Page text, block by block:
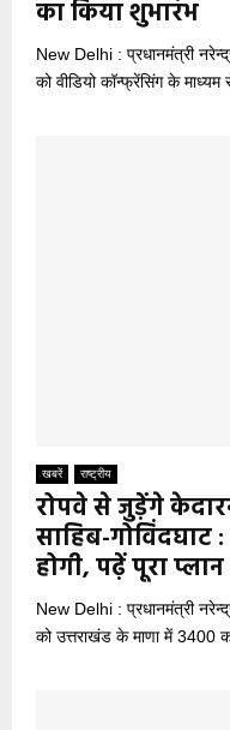
का किया शुभारंभ
New Delhi : प्रधानमंत्री
को वीडियो कॉन्फ्रेंसिंग के माध्यम
खबरें राष्ट्रीय
रोपवे से जुड़ेंगे
साहिब-गोविंदघाट :
होगी, पढ़ें पूरा प्लान
New Delhi : प्रधानमंत्री
को उत्तराखंड के माणा में 3400